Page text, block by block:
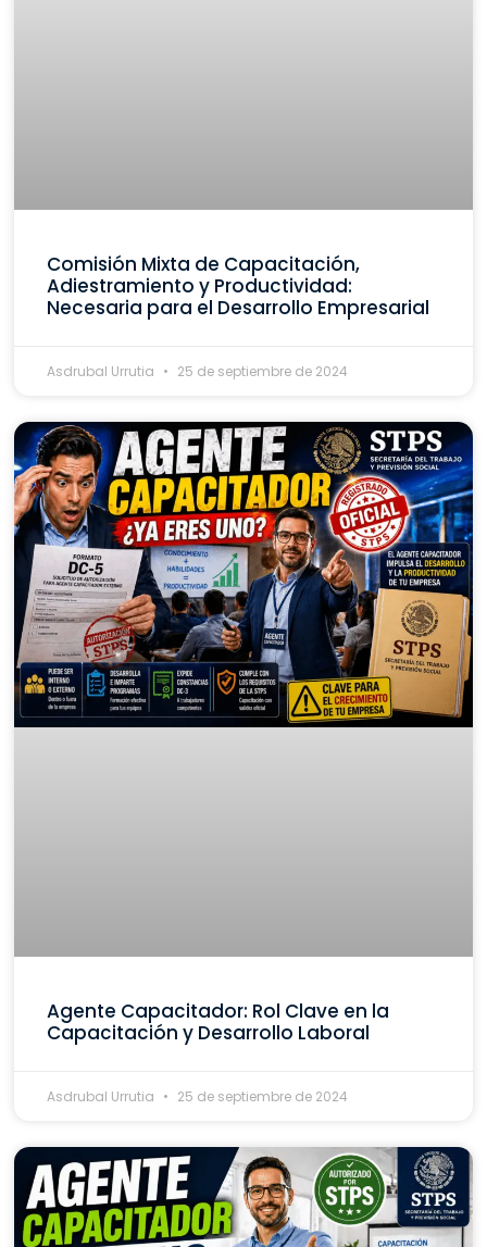
Comisión Mixta de Capacitación,
Adiestramiento y Productividad:
Necesaria para el Desarrollo Empresarial
Asdrubal Urrutia 25 de septiembre de 2024
Agente Capacitador: Rol Clave en la
Capacitación y Desarrollo Laboral
Asdrubal Urrutia 25 de septiembre de 2024